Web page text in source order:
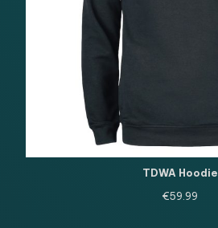
TDWA Hoodie
€59.99